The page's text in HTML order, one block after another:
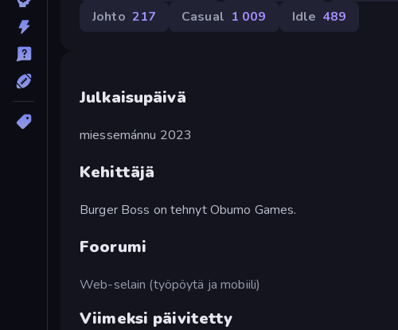
Johto 217 Casual 1 009 Idle 489
Julkaisupäivä
miessemánnu 2023
Kehittäjä
Burger Boss on tehnyt Obumo Games.
Foorumi
Web-selain (työpöytä ja mobiili)
Viimeksi päivitetty